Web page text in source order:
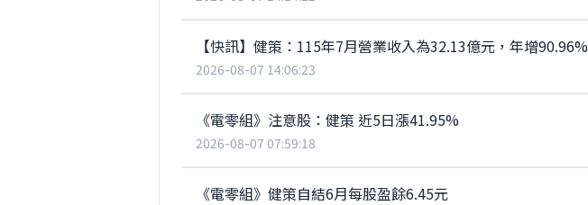
【快訊】健策：115年7月營業收入為32.13億元，年增90.96%
2026-08-07 14:06:23
《電零組》注意股：健策 近5日漲41.95%
2026-08-07 07:59:18
《電零組》健策自結6月每股盈餘6.45元